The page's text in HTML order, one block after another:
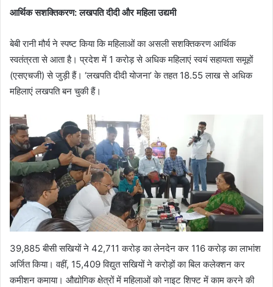
आर्थिक सशक्तिकरण: लखपति दीदी और महिला उद्यमी
बेबी रानी मौर्य ने स्पष्ट किया कि महिलाओं का असली सशक्तिकरण आर्थिक
स्वतंत्रता से आता है। प्रदेश में 1 करोड़ से अधिक महिलाएं स्वयं सहायता समूहों
(एसएचजी) से जुड़ी हैं। ‘लखपति दीदी योजना’ के तहत 18.55 लाख से अधिक
महिलाएं लखपति बन चुकी हैं।
39,885 बीसी सखियों ने 42,711 करोड़ का लेनदेन कर 116 करोड़ का लाभांश
अर्जित किया। वहीं, 15,409 विद्युत सखियों ने करोड़ों का बिल कलेक्शन कर
कमीशन कमाया। औद्योगिक क्षेत्रों में महिलाओं को नाइट शिफ्ट में काम करने की